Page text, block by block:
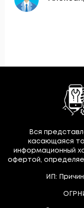
Вся
касающаяся
информационный
офертой,
ИП: